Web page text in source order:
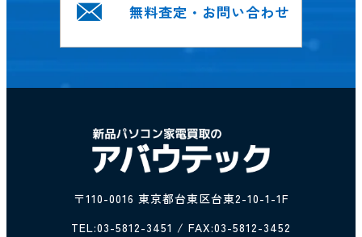
無料査定・お問い合わせ
〒110-0016 東京都台東区台東2-10-1-1F
TEL:03-5812-3451 / FAX:03-5812-3452